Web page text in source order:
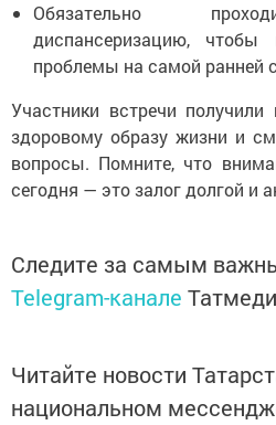
Обязательно
диспансеризацию,
проблемы на самой ранней
Участники встречи
здоровому образу жизни и
вопросы. Помните, что
сегодня — это залог долгой и
Следите за самым
Telegram-канале
Читайте новости
национальном